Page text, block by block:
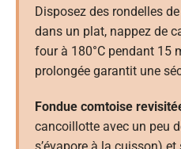
Disposez des rondelles
dans un plat, nappez de
four à 180°C pendant 15
prolongée garantit une
Fondue comtoise
cancoillotte avec un peu